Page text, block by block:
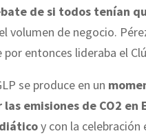
de si todos tenían
volumen de negocio.
por entonces lideraba el
se produce en un
emisiones de CO2 en
y con la celebración